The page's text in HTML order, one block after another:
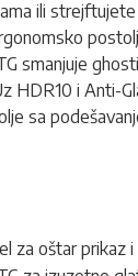
ili
smanjuje
HDR10 i Anti-
sa
za oštar prikaz